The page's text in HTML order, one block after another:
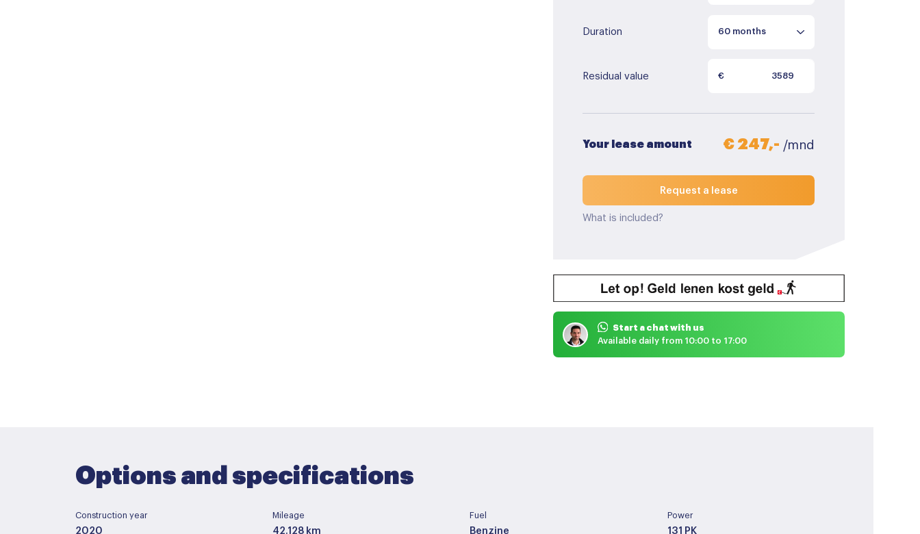
Duration
Residual value €
Your lease amount € 247,- /mnd
Request a lease
What is included?
Start a chat with us
Available daily from 10:00 to 17:00
Options and specifications
Construction year
2020
Mileage
42.128 km
Fuel
Benzine
Power
131 PK